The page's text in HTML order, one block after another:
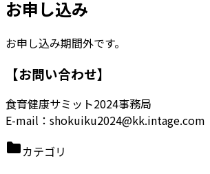
お申し込み
お申し込み期間外です。
【お問い合わせ】
食育健康サミット2024事務局
E-mail：shokuiku2024@kk.intage.com
カテゴリ